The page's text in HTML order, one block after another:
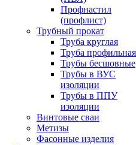
Профнастил
(профлист)
Трубный прокат
Труба круглая
Труба профильная
Трубы бесшовные
Трубы в ВУС
изоляции
Трубы в ППУ
изоляции
Винтовые сваи
Метизы
Фасонные изделия